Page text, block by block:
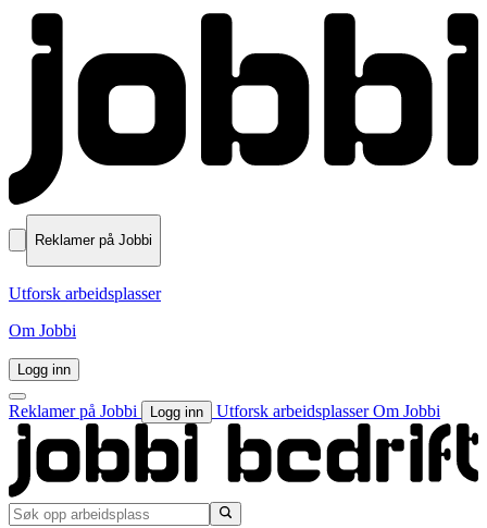
Reklamer på Jobbi
Utforsk arbeidsplasser
Om Jobbi
Logg inn
Reklamer på Jobbi Logg inn Utforsk arbeidsplasserOm Jobbi